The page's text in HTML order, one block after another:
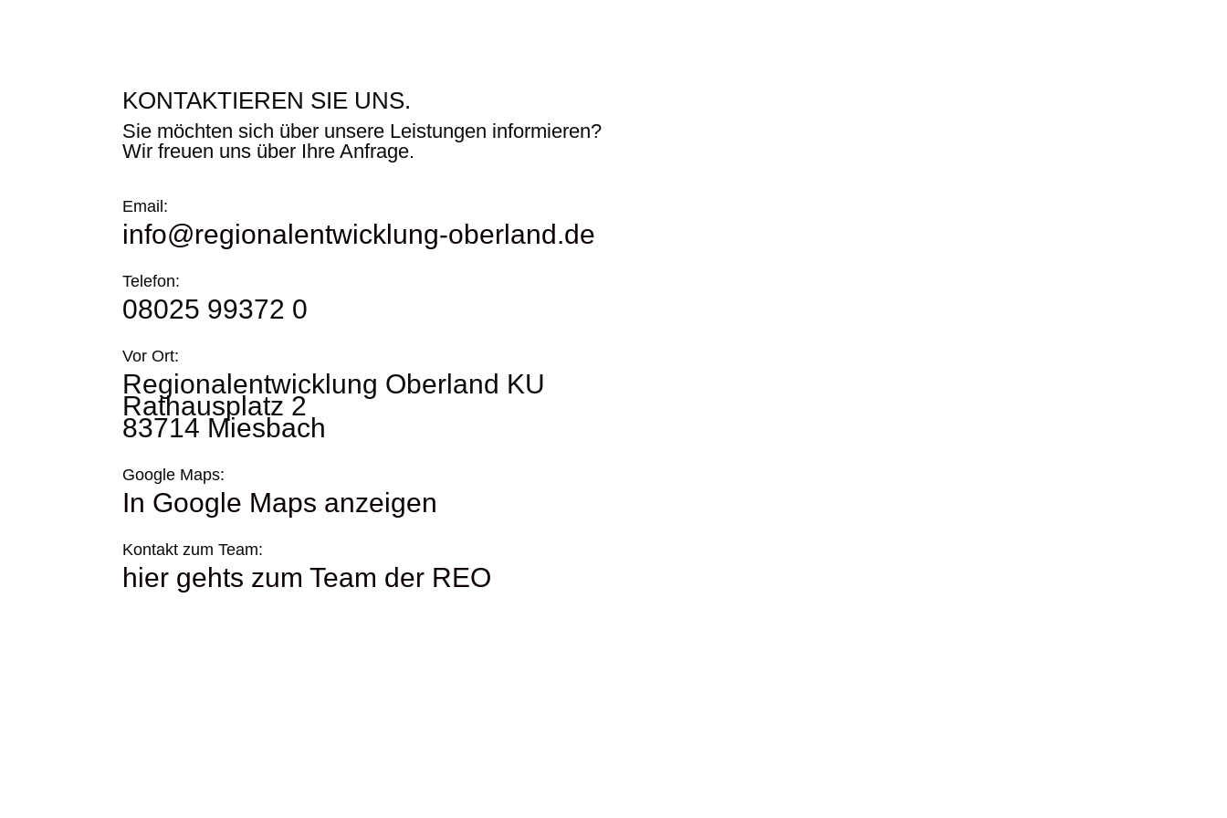
KONTAKTIEREN SIE UNS.
Sie möchten sich über unsere Leistungen informieren?
Wir freuen uns über Ihre Anfrage.
Email:
info@regionalentwicklung-oberland.de
Telefon:
08025 99372 0
Vor Ort:
Regionalentwicklung Oberland KU
Rathausplatz 2
83714 Miesbach
Google Maps:
In Google Maps anzeigen
Kontakt zum Team:
hier gehts zum Team der REO